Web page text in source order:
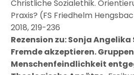
Christliche Sozialethik.
Praxis? (FS Friedhelm
2018, 219-236
Rezension zu: Sonja
Fremde akzeptieren.
Menschenfeindlichkeit